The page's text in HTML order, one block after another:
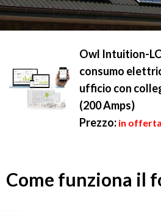
Owl Intuition-
consumo
ufficio con
(200 Amps)
Prezzo: in offerta
Come funziona il